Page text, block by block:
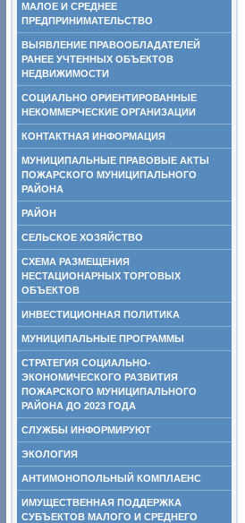
МАЛОЕ И СРЕДНЕЕ
ПРЕДПРИНИМАТЕЛЬСТВО
ВЫЯВЛЕНИЕ ПРАВООБЛАДАТЕЛЕЙ
РАНЕЕ УЧТЕННЫХ ОБЪЕКТОВ
НЕДВИЖИМОСТИ
СОЦИАЛЬНО ОРИЕНТИРОВАННЫЕ
НЕКОММЕРЧЕСКИЕ ОРГАНИЗАЦИИ
КОНТАКТНАЯ ИНФОРМАЦИЯ
МУНИЦИПАЛЬНЫЕ ПРАВОВЫЕ АКТЫ
ПОЖАРСКОГО МУНИЦИПАЛЬНОГО
РАЙОНА
РАЙОН
СЕЛЬСКОЕ ХОЗЯЙСТВО
СХЕМА РАЗМЕЩЕНИЯ
НЕСТАЦИОНАРНЫХ ТОРГОВЫХ
ОБЪЕКТОВ
ИНВЕСТИЦИОННАЯ ПОЛИТИКА
МУНИЦИПАЛЬНЫЕ ПРОГРАММЫ
СТРАТЕГИЯ СОЦИАЛЬНО-
ЭКОНОМИЧЕСКОГО РАЗВИТИЯ
ПОЖАРСКОГО МУНИЦИПАЛЬНОГО
РАЙОНА ДО 2023 ГОДА
СЛУЖБЫ ИНФОРМИРУЮТ
ЭКОЛОГИЯ
АНТИМОНОПОЛЬНЫЙ КОМПЛАЕНС
ИМУЩЕСТВЕННАЯ ПОДДЕРЖКА
СУБЪЕКТОВ МАЛОГО И СРЕДНЕГО